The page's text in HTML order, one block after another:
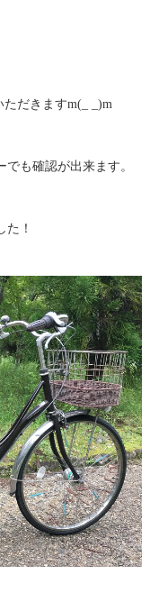
だきますm(_ _)m
でも確認が出来ます。
！